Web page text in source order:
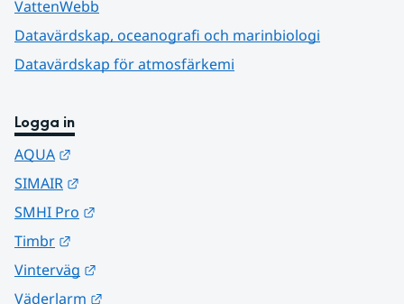
VattenWebb
Datavärdskap, oceanografi och marinbiologi
Datavärdskap för atmosfärkemi
Logga in
AQUA
SIMAIR
SMHI Pro
Timbr
Vinterväg
Väderlarm